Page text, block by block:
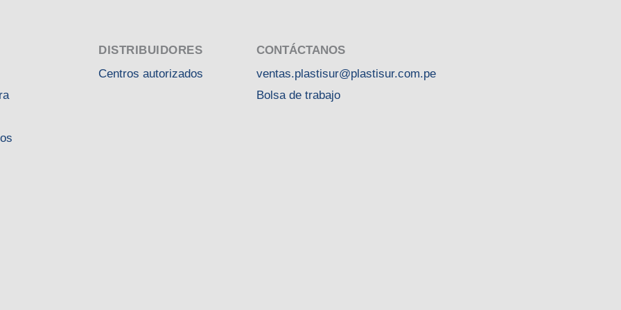
DISTRIBUIDORES
Centros autorizados
CONTÁCTANOS
ventas.plastisur@plastisur.com.pe
Bolsa de trabajo